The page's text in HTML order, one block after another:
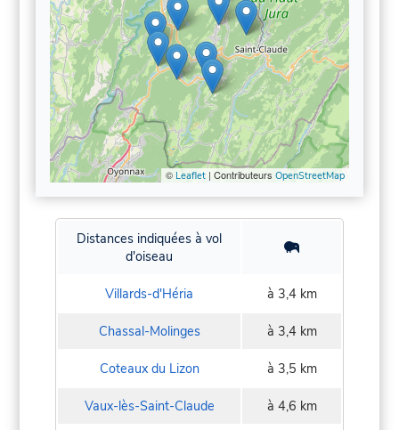
© Leaflet| Contributeurs OpenStreetMap
Distances indiquées à vol
d'oiseau
Villards-d'Héria à 3,4 km
Chassal-Molinges à 3,4 km
Coteaux du Lizon à 3,5 km
Vaux-lès-Saint-Claude à 4,6 km